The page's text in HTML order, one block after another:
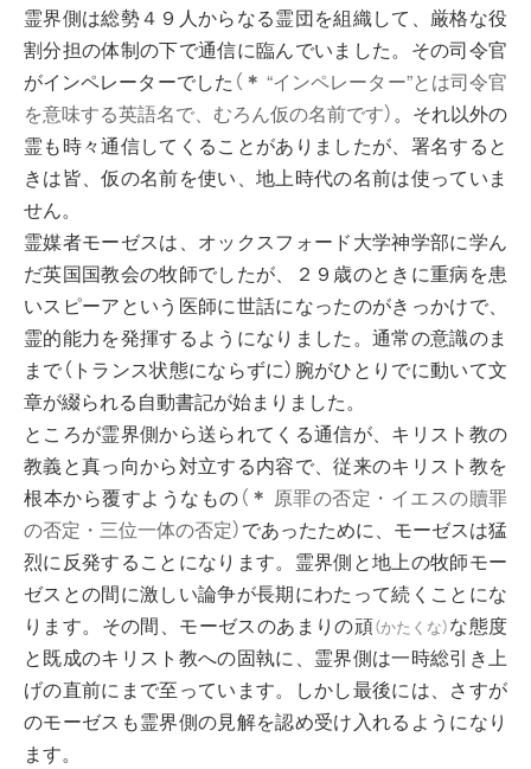
霊界側は総勢４９人からなる霊団を組織して、厳格な役
割分担の体制の下で通信に臨んでいました。その司令官
がインペレーターでした （ ＊ “インペレーター”とは司令官
を意味する英語名で、むろん仮の名前です） 。それ以外の
霊も時々通信してくることがありましたが、署名すると
きは皆、仮の名前を使い、地上時代の名前は使っていま
せん。
霊媒者モーゼスは、オックスフォード大学神学部に学ん
だ英国国教会の牧師でしたが、２９歳のときに重病を患
いスピーアという医師に世話になったのがきっかけで、
霊的能力を発揮するようになりました。通常の意識のま
まで（トランス状態にならずに）腕がひとりでに動いて文
章が綴られる自動書記が始まりました。
ところが霊界側から送られてくる通信が、キリスト教の
教義と真っ向から対立する内容で、従来のキリスト教を
根本から覆すようなもの（ ＊ 原罪の否定・イエスの贖罪
の否定・三位一体の否定）であったために、モーゼスは猛
烈に反発することになります。霊界側と地上の牧師モー
ゼスとの間に激しい論争が長期にわたって続くことにな
ります。その間、モーゼスのあまりの頑（かたくな）な態度
と既成のキリスト教への固執に、霊界側は一時総引き上
げの直前にまで至っています。しかし最後には、さすが
のモーゼスも霊界側の見解を認め受け入れるようになり
ます。